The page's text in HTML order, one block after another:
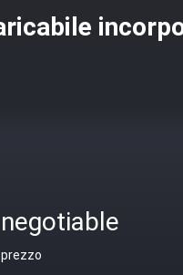
negotiable
prezzo